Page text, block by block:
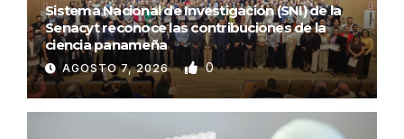
Sistema Nacional de Investigación (SNI) de la
Senacyt reconoce las contribuciones de la
ciencia panameña
AGOSTO 7, 2026 0